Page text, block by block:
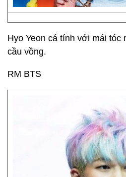
Hyo Yeon cá tính với mái
cầu vồng.
RM BTS